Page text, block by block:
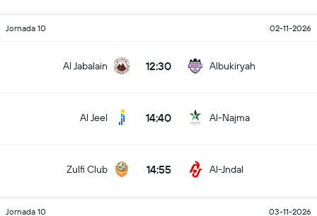
Jornada 10 02-11-2026
Al Jabalain 12:30 Albukiryah
Al Jeel 14:40 Al-Najma
Zulfi Club 14:55 Al-Jndal
Jornada 10 03-11-2026